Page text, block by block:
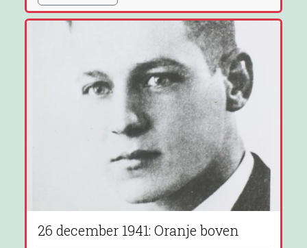
26 december 1941: Oranje boven